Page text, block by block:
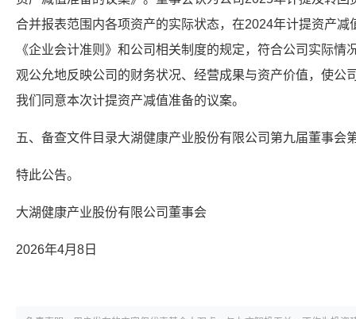
合并报表范围内各项资产的实际状态，在2024年计提资产
《企业会计准则》和公司相关制度的规定，符合公司实际
观公允地反映公司的财务状况、经营成果与资产价值，使公
我们同意本次计提资产减值准备的议案。
五、备查文件目录大湖健康产业股份有限公司第九届董事会
特此公告。
大湖健康产业股份有限公司董事会
2026年4月8日